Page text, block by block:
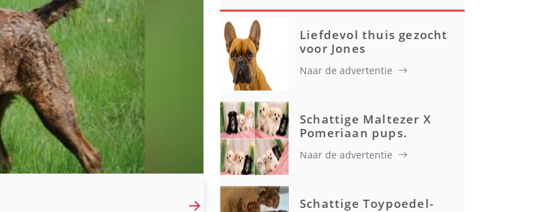
Liefdevol thuis gezocht
voor Jones
Naar de advertentie
Schattige Maltezer X
Pomeriaan pups.
Naar de advertentie
Schattige Toypoedel-